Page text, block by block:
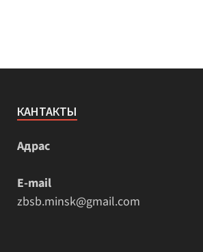
КАНТАКТЫ
Адрас
E-mail
zbsb.minsk@gmail.com